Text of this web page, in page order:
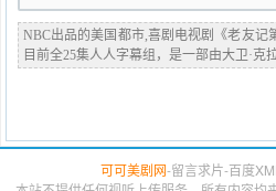
NBC出品的美国都市,喜剧电视剧《老友记
目前全25集人人字幕组，是一部由大卫·克
可可美剧网-留言求片-百度XML